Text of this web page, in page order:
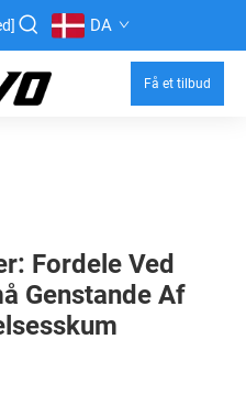
DA
Få et tilbud
Fordele Ved
Genstande Af